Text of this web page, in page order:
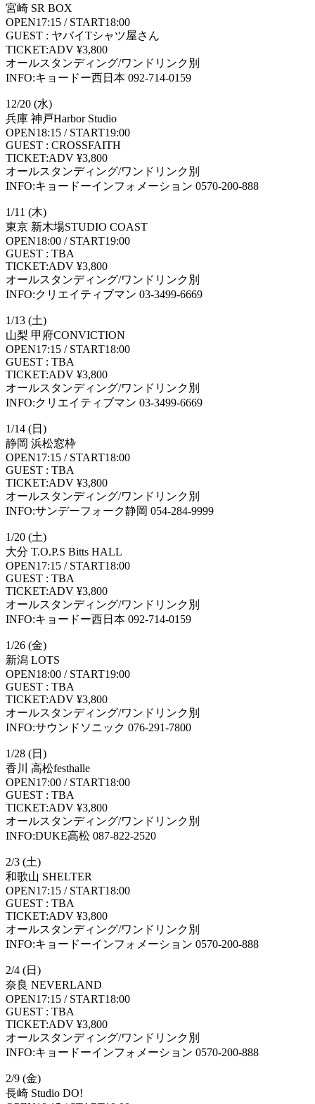
宮崎 SR BOX
OPEN17:15 / START18:00
GUEST : ヤバイTシャツ屋さん
TICKET:ADV ¥3,800
オールスタンディング/ワンドリンク別
INFO:キョードー西日本 092-714-0159
12/20 (水)
兵庫 神戸Harbor Studio
OPEN18:15 / START19:00
GUEST : CROSSFAITH
TICKET:ADV ¥3,800
オールスタンディング/ワンドリンク別
INFO:キョードーインフォメーション 0570-200-888
1/11 (木)
東京 新木場STUDIO COAST
OPEN18:00 / START19:00
GUEST : TBA
TICKET:ADV ¥3,800
オールスタンディング/ワンドリンク別
INFO:クリエイティブマン 03-3499-6669
1/13 (土)
山梨 甲府CONVICTION
OPEN17:15 / START18:00
GUEST : TBA
TICKET:ADV ¥3,800
オールスタンディング/ワンドリンク別
INFO:クリエイティブマン 03-3499-6669
1/14 (日)
静岡 浜松窓枠
OPEN17:15 / START18:00
GUEST : TBA
TICKET:ADV ¥3,800
オールスタンディング/ワンドリンク別
INFO:サンデーフォーク静岡 054-284-9999
1/20 (土)
大分 T.O.P.S Bitts HALL
OPEN17:15 / START18:00
GUEST : TBA
TICKET:ADV ¥3,800
オールスタンディング/ワンドリンク別
INFO:キョードー西日本 092-714-0159
1/26 (金)
新潟 LOTS
OPEN18:00 / START19:00
GUEST : TBA
TICKET:ADV ¥3,800
オールスタンディング/ワンドリンク別
INFO:サウンドソニック 076-291-7800
1/28 (日)
香川 高松festhalle
OPEN17:00 / START18:00
GUEST : TBA
TICKET:ADV ¥3,800
オールスタンディング/ワンドリンク別
INFO:DUKE高松 087-822-2520
2/3 (土)
和歌山 SHELTER
OPEN17:15 / START18:00
GUEST : TBA
TICKET:ADV ¥3,800
オールスタンディング/ワンドリンク別
INFO:キョードーインフォメーション 0570-200-888
2/4 (日)
奈良 NEVERLAND
OPEN17:15 / START18:00
GUEST : TBA
TICKET:ADV ¥3,800
オールスタンディング/ワンドリンク別
INFO:キョードーインフォメーション 0570-200-888
2/9 (金)
長崎 Studio DO!